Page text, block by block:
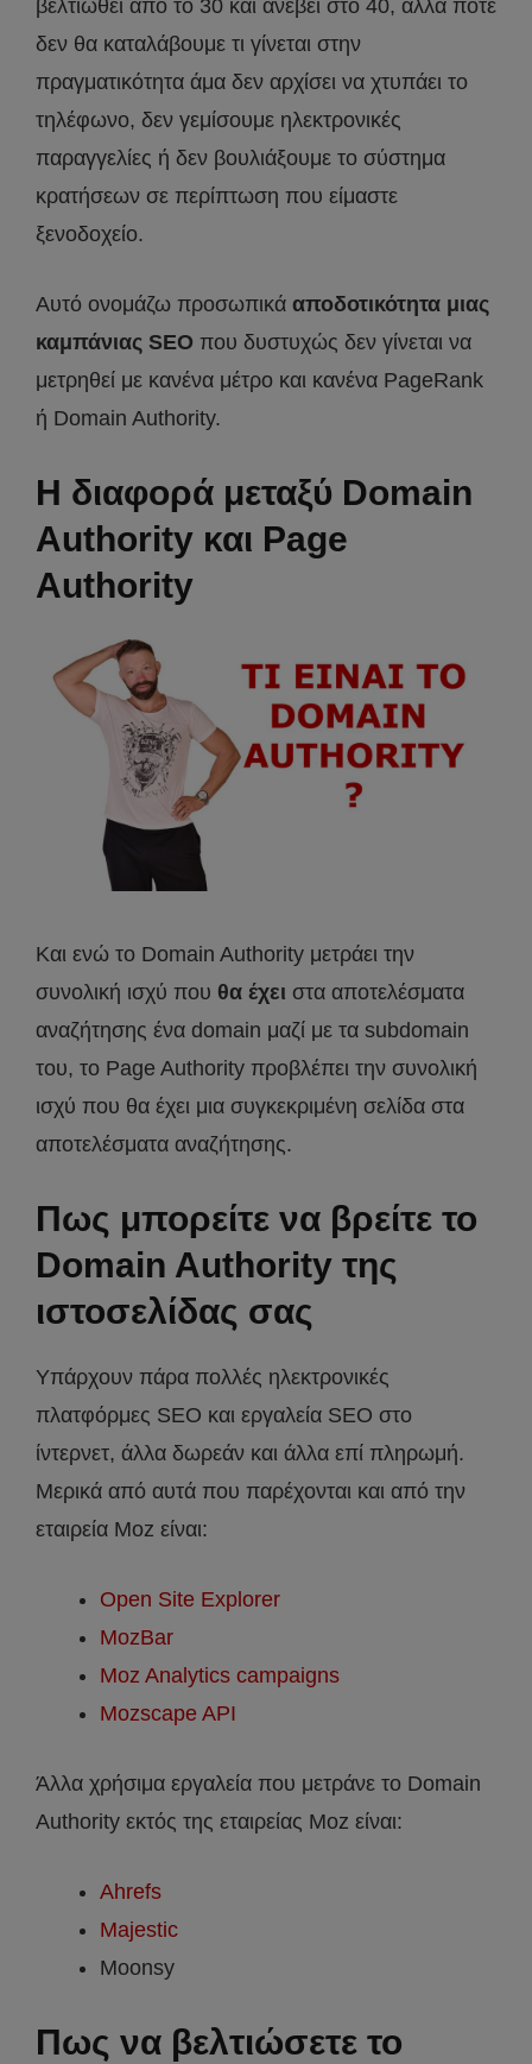
βελτιωθεί από το 30 και ανέβει στο 40, αλλά ποτέ
δεν θα καταλάβουμε τι γίνεται στην
πραγματικότητα άμα δεν αρχίσει να χτυπάει το
τηλέφωνο, δεν γεμίσουμε ηλεκτρονικές
παραγγελίες ή δεν βουλιάξουμε το σύστημα
κρατήσεων σε περίπτωση που είμαστε
ξενοδοχείο.
Αυτό ονομάζω προσωπικά αποδοτικότητα μιας
καμπάνιας SEO που δυστυχώς δεν γίνεται να
μετρηθεί με κανένα μέτρο και κανένα PageRank
ή Domain Authority.
Η διαφορά μεταξύ Domain
Authority και Page
Authority
Και ενώ το Domain Authority μετράει την
συνολική ισχύ που θα έχει στα αποτελέσματα
αναζήτησης ένα domain μαζί με τα subdomain
του, το Page Authority προβλέπει την συνολική
ισχύ που θα έχει μια συγκεκριμένη σελίδα στα
αποτελέσματα αναζήτησης.
Πως μπορείτε να βρείτε το
Domain Authority της
ιστοσελίδας σας
Υπάρχουν πάρα πολλές ηλεκτρονικές
πλατφόρμες SEO και εργαλεία SEO στο
ίντερνετ, άλλα δωρεάν και άλλα επί πληρωμή.
Μερικά από αυτά που παρέχονται και από την
εταιρεία Moz είναι:
Open Site Explorer
MozBar
Moz Analytics campaigns
Mozscape API
Άλλα χρήσιμα εργαλεία που μετράνε το Domain
Authority εκτός της εταιρείας Moz είναι:
Ahrefs
Majestic
Moonsy
Πως να βελτιώσετε το